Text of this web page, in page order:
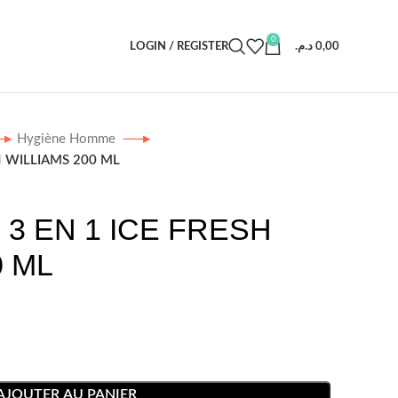
LOGIN / REGISTER
0
0,00 د.م.
Hygiène Homme
WILLIAMS 200 ML
EN 1 ICE FRESH
ML
AU PANIER